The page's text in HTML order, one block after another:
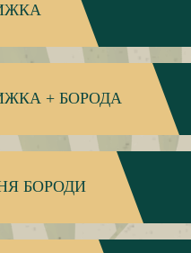
+ БОРОДА
БОРОДИ